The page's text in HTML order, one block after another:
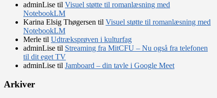
adminLise til Visuel støtte til romanlæsning med
NotebookLM
Karina Elsig Thøgersen til Visuel støtte til romanlæsning med
NotebookLM
Merle til Udtræksprøven i kulturfag
adminLise til Streaming fra MitCFU – Nu også fra telefonen
til dit eget TV
adminLise til Jamboard – din tavle i Google Meet
Arkiver